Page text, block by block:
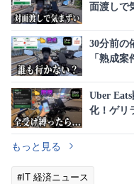
面渡しで
30分前の
「熟成
Uber
化！ゲリ
もっと見る
#IT 経済ニュース